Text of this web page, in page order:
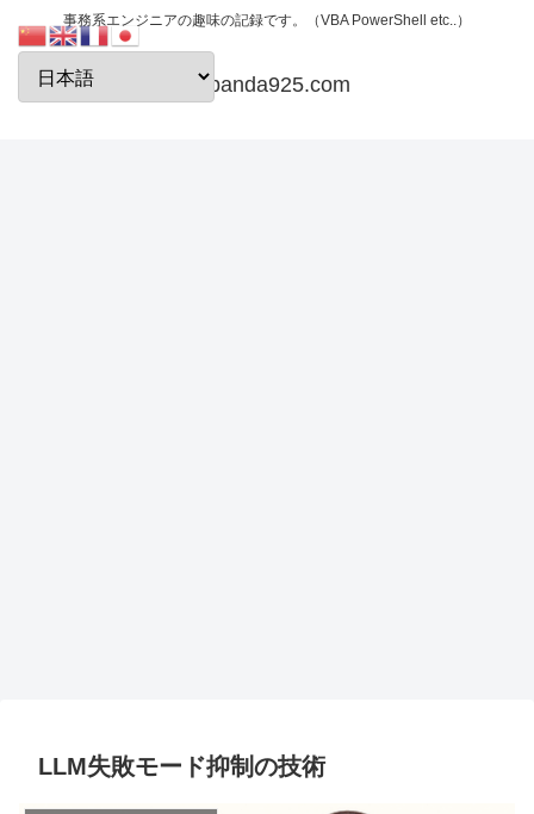
事務系エンジニアの趣味の記録です。（VBA PowerShell etc..）
papanda925.com
LLM失敗モード抑制の技術